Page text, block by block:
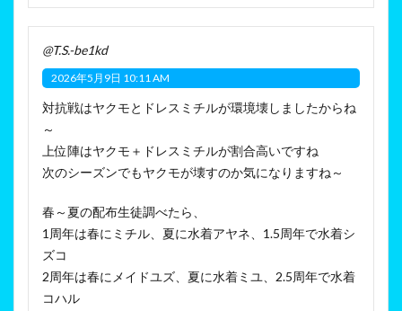
@T.S.-be1kd
2026年5月9日 10:11 AM
対抗戦はヤクモとドレスミチルが環境壊しましたからね
～
上位陣はヤクモ＋ドレスミチルが割合高いですね
次のシーズンでもヤクモが壊すのか気になりますね～
春～夏の配布生徒調べたら、
1周年は春にミチル、夏に水着アヤネ、1.5周年で水着シ
ズコ
2周年は春にメイドユズ、夏に水着ミユ、2.5周年で水着
コハル